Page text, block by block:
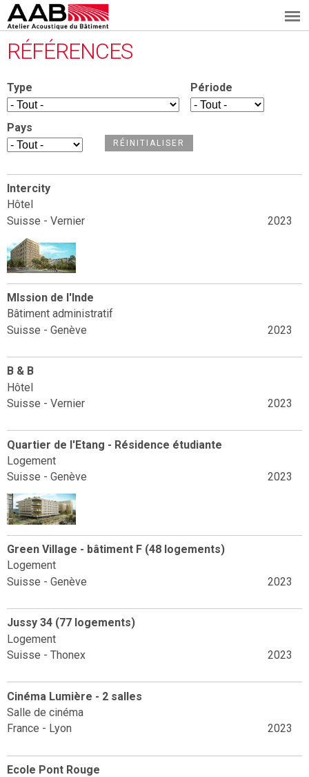
au
principal
A
B
RÉFÉRENCES
Type Période
Pays
Intercity
Hôtel
2023
Suisse - Vernier
MIssion de l'Inde
Bâtiment administratif
2023
Suisse - Genève
B & B
Hôtel
2023
Suisse - Vernier
Quartier de l'Etang - Résidence étudiante
Logement
2023
Suisse - Genève
Green Village - bâtiment F (48 logements)
Logement
2023
Suisse - Genève
Jussy 34 (77 logements)
Logement
2023
Suisse - Thonex
Cinéma Lumière - 2 salles
Salle de cinéma
2023
France - Lyon
Ecole Pont Rouge